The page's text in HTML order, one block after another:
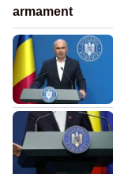
armament